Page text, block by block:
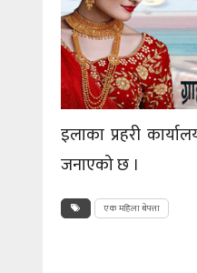
इलाका प्रहरी
जनाएको छ ।
एक महिला बेपत्ता